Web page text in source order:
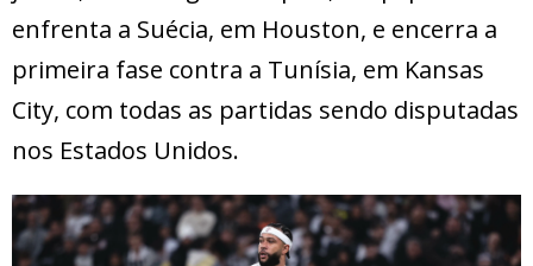
enfrenta a Suécia, em Houston, e encerra a
primeira fase contra a Tunísia, em Kansas
City, com todas as partidas sendo disputadas
nos Estados Unidos.